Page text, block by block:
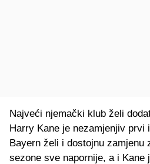
Najveći njemački klub želi
Harry Kane je nezamjenjiv prvi
Bayern želi i dostojnu zamjenu
sezone sve napornije, a i Kane